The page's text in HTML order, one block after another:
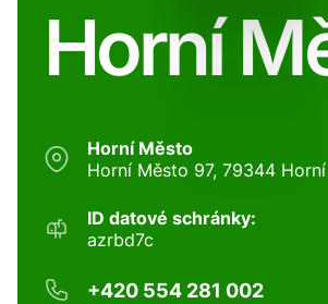
Horní
Horní Město
Horní Město 97, 79344
ID datové schránky:
azrbd7c
+420 554 281 002